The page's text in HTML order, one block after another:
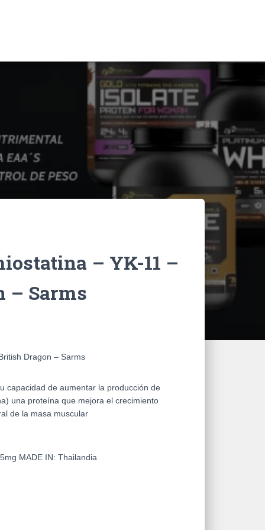
– YK-11 –
– Sarms
Dragon – Sarms
capacidad de aumentar la producción de
una proteína que mejora el crecimiento
de la masa muscular
MADE IN: Thailandia